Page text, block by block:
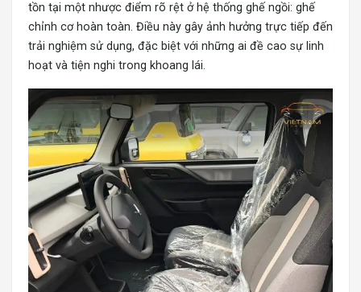
tồn tại một nhược điểm rõ rệt ở hệ thống ghế ngồi: ghế
chỉnh cơ hoàn toàn. Điều này gây ảnh hưởng trực tiếp đến
trải nghiệm sử dụng, đặc biệt với những ai đề cao sự linh
hoạt và tiện nghi trong khoang lái.